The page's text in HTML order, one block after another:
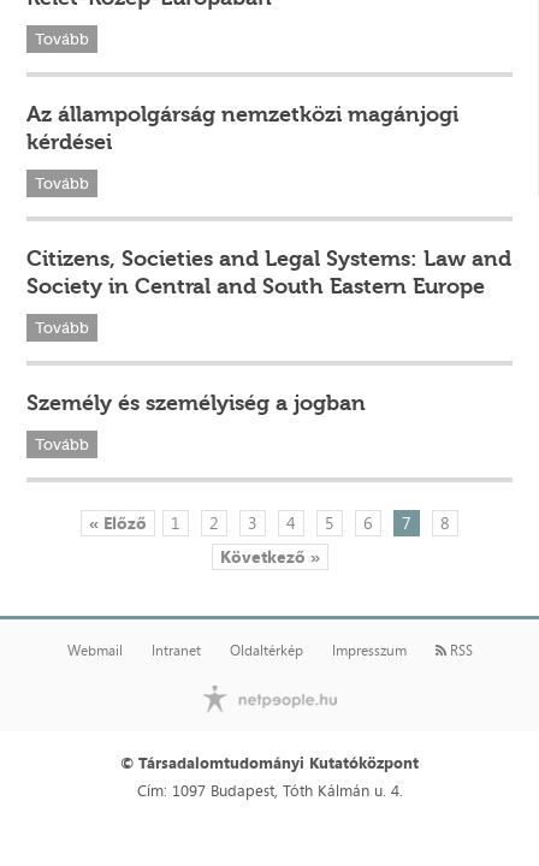
Tovább
Az állampolgárság nemzetközi magánjogi
kérdései
Tovább
Citizens, Societies and Legal Systems: Law and
Society in Central and South Eastern Europe
Tovább
Személy és személyiség a jogban
Tovább
« Előző 1 2 3 4 5 6 7
8
Következő »
Webmail Intranet Oldaltérkép Impresszum RSS
© Társadalomtudományi Kutatóközpont
Cím: 1097 Budapest, Tóth Kálmán u. 4.